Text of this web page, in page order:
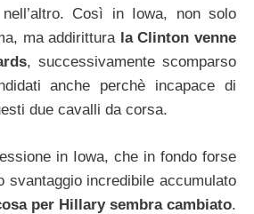
Così in Iowa, non solo
ma addirittura la Clinton venne
, successivamente scomparso
anche perchè incapace di
due cavalli da corsa.
in Iowa, che in fondo forse
svantaggio incredibile accumulato
per Hillary sembra cambiato.